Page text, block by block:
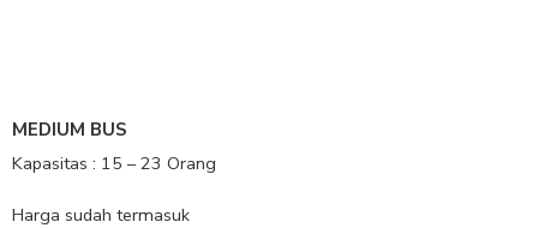
MEDIUM BUS
Kapasitas : 15 – 23 Orang
Harga sudah termasuk